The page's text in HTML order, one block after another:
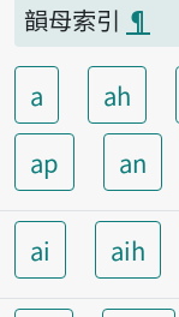
韻母索引 ¶
a ah
ap
an
ai aih